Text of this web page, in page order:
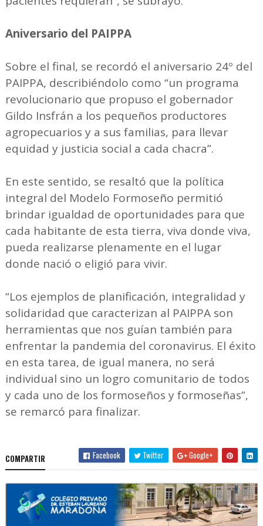
Aniversario del PAIPPA
Sobre el final, se recordó el aniversario 24º del
PAIPPA, describiéndolo como “un programa
revolucionario que propuso el gobernador
Gildo Insfrán a los pequeños productores
agropecuarios y a sus familias, para llevar
equidad y justicia social a cada chacra”.
En este sentido, se resaltó que la política
integral del Modelo Formoseño permitió
brindar igualdad de oportunidades para que
cada habitante de esta tierra, viva donde viva,
pueda realizarse plenamente en el lugar
donde nació o eligió para vivir.
“Los ejemplos de planificación, integralidad y
solidaridad que caracterizan al PAIPPA son
herramientas que nos guían también para
enfrentar la pandemia del coronavirus. El éxito
en esta tarea, de igual manera, no será
individual sino un logro comunitario de todos
y cada uno de los formoseños y formoseñas”,
se remarcó para finalizar.
COMPARTIR Facebook Twitter Google+